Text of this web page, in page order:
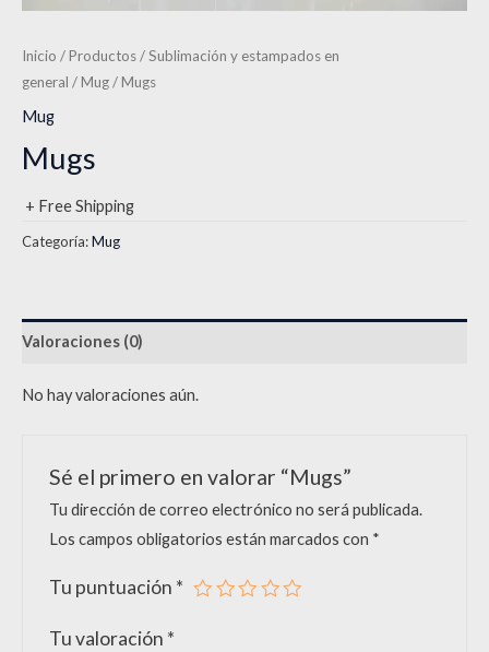
Inicio /Productos/Sublimación y estampados en
general /Mug/ Mugs
Mug
Mugs
+ Free Shipping
Categoría:Mug
Valoraciones (0)
No hay valoraciones aún.
Sé el primero en valorar “Mugs”
Tu dirección de correo electrónico no será publicada.
Los campos obligatorios están marcados con *
Tu puntuación *
Tu valoración *